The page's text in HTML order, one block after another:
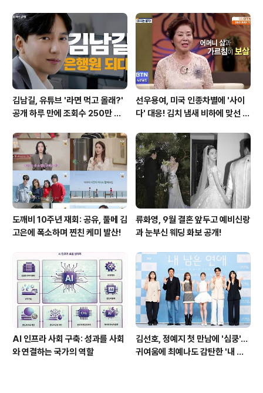
김남길, 유튜브 '라면 먹고 올래?'
공개 하루 만에 조회수 250만 돌
선우용여, 미국 인종차별에 '사이
다' 대응! 김치 냄새 비하에 맞선 통
도깨비 10주년 재회: 공유, 풀메 김
고은에 폭소하며 찐친 케미 발산!
류화영, 9월 결혼 앞두고 예비신랑
과 눈부신 웨딩 화보 공개!
AI 인프라 사회 구축: 성과를 사회
와 연결하는 국가의 역할
김선호, 정예지 첫 만남에 '심쿵'…
귀여움에 최예나도 감탄한 '내 남